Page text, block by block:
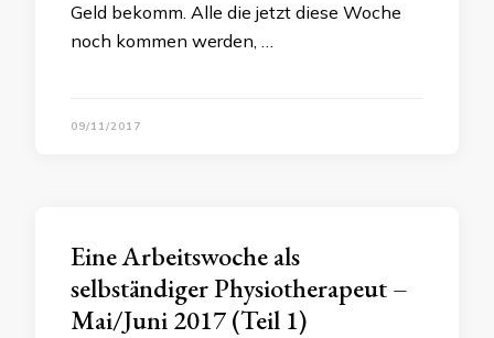
Geld bekomm. Alle die jetzt diese Woche
noch kommen werden, …
09/11/2017
Eine Arbeitswoche als
selbständiger Physiotherapeut –
Mai/Juni 2017 (Teil 1)